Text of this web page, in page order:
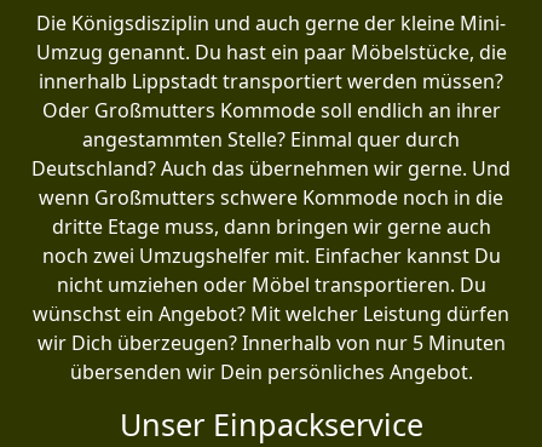
Die Königsdisziplin und auch gerne der kleine Mini-
Umzug genannt. Du hast ein paar Möbelstücke, die
innerhalb Lippstadt transportiert werden müssen?
Oder Großmutters Kommode soll endlich an ihrer
angestammten Stelle? Einmal quer durch
Deutschland? Auch das übernehmen wir gerne. Und
wenn Großmutters schwere Kommode noch in die
dritte Etage muss, dann bringen wir gerne auch
noch zwei Umzugshelfer mit. Einfacher kannst Du
nicht umziehen oder Möbel transportieren. Du
wünschst ein Angebot? Mit welcher Leistung dürfen
wir Dich überzeugen? Innerhalb von nur 5 Minuten
übersenden wir Dein persönliches Angebot.
Unser Einpackservice